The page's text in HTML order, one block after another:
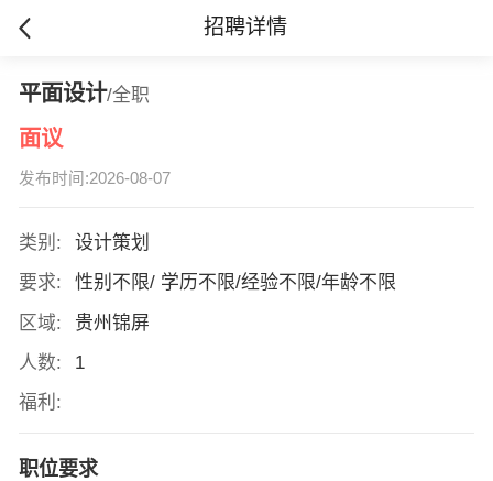
招聘详情
平面设计/全职
面议
发布时间:2026-08-07
类别:
设计策划
要求:
性别不限/ 学历不限/经验不限/年龄不限
区域:
贵州锦屏
人数:
1
福利:
职位要求